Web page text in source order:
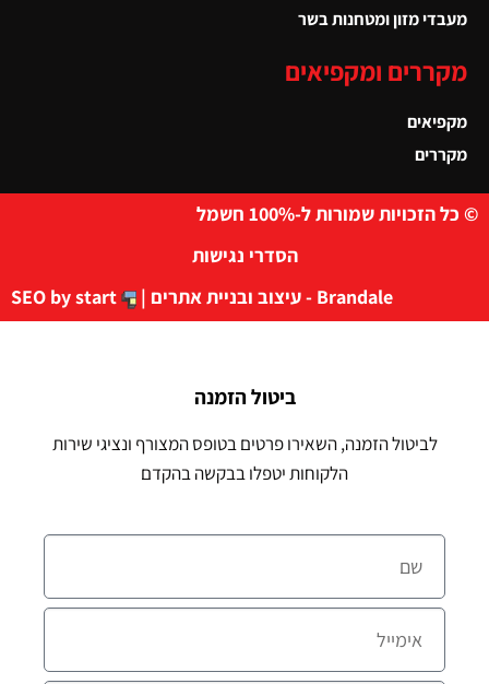
מעבדי מזון ומטחנות בשר
מקררים ומקפיאים
מקפיאים
מקררים
© כל הזכויות שמורות ל-100% חשמל
הסדרי נגישות
Brandale - עיצוב ובניית אתרים |
ביטול הזמנה
לביטול הזמנה, השאירו פרטים בטופס המצורף ונציגי שירות
הלקוחות יטפלו בבקשה בהקדם